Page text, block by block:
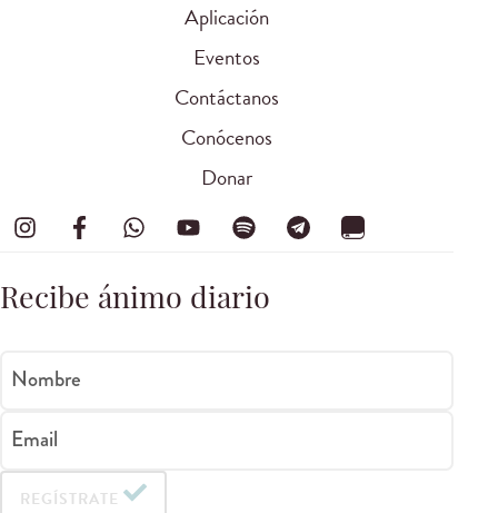
Aplicación
Eventos
Contáctanos
Conócenos
Donar
Recibe ánimo diario
Nombre
Email
REGÍSTRATE